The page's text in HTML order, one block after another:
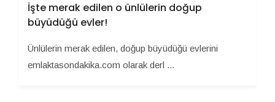
İşte merak edilen o ünlülerin doğup
büyüdüğü evler!
Ünlülerin merak edilen, doğup büyüdüğü evlerini
emlaktasondakika.com olarak derl ...